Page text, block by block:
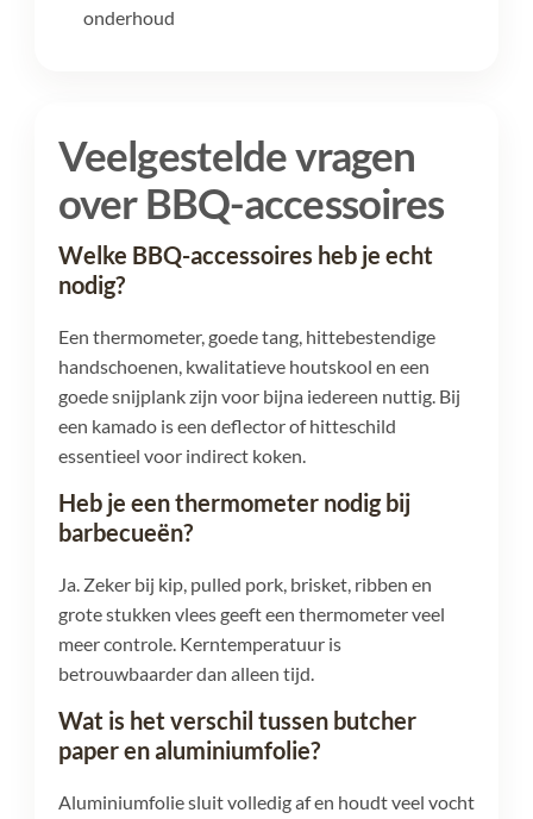
onderhoud
Veelgestelde vragen
over BBQ-accessoires
Welke BBQ-accessoires heb je echt
nodig?
Een thermometer, goede tang, hittebestendige
handschoenen, kwalitatieve houtskool en een
goede snijplank zijn voor bijna iedereen nuttig. Bij
een kamado is een deflector of hitteschild
essentieel voor indirect koken.
Heb je een thermometer nodig bij
barbecueën?
Ja. Zeker bij kip, pulled pork, brisket, ribben en
grote stukken vlees geeft een thermometer veel
meer controle. Kerntemperatuur is
betrouwbaarder dan alleen tijd.
Wat is het verschil tussen butcher
paper en aluminiumfolie?
Aluminiumfolie sluit volledig af en houdt veel vocht